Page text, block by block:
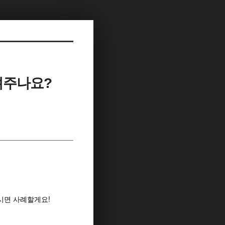
나요?
면 사례할게요!